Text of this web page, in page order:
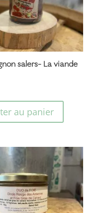
salers- La viande
au panier